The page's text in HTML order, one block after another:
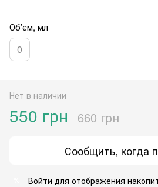
Обʼєм, мл
0
Нет в наличии
550 грн 660 грн
Сообщить, когда
Войти для отображения